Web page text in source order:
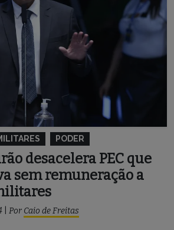
PODER
desacelera PEC que
sem remuneração a
Por Caio de Freitas